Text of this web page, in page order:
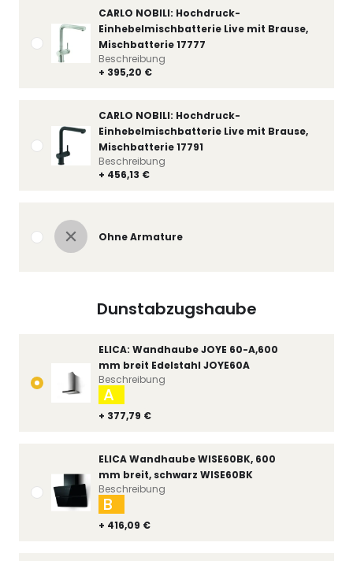
CARLO NOBILI: Hochdruck-
Einhebelmischbatterie Live mit Brause,
Mischbatterie 17777
+ 395,20 €
Beschreibung
CARLO NOBILI: Hochdruck-
Einhebelmischbatterie Live mit Brause,
Mischbatterie 17791
+ 456,13 €
Beschreibung
Ohne Armature
Dunstabzugshaube
ELICA: Wandhaube JOYE 60-A,600
mm breit Edelstahl JOYE60A
+ 377,79 €
A
Beschreibung
ELICA Wandhaube WISE60BK, 600
mm breit, schwarz WISE60BK
+ 416,09 €
B
Beschreibung